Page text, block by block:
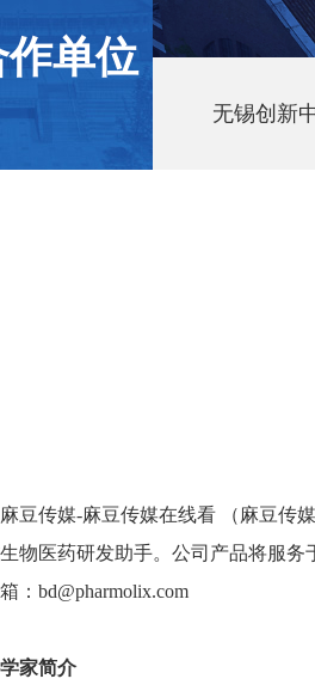
作单位
无锡创新
豆传媒-麻豆传媒在线看 （麻豆传
物医药研发助手。公司产品将服
：bd@pharmolix.com
家简介